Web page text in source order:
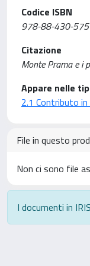
Codice ISBN
978-88-430-
Citazione
Monte Prama e i
Appare nelle
2.1 Contributo
File in questo
Non ci sono file
I documenti in